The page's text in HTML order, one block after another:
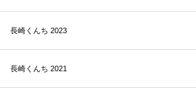
長崎くんち 2023
長崎くんち 2021